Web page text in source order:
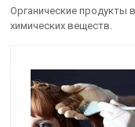
Органические продукты
химических веществ.